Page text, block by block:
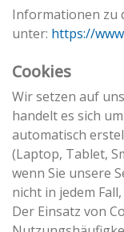
Informationen zu
unter: https://
Cookies
Wir setzen auf
handelt es sich
automatisch
(Laptop, Tablet,
wenn Sie unsere
nicht in jedem
Der Einsatz von